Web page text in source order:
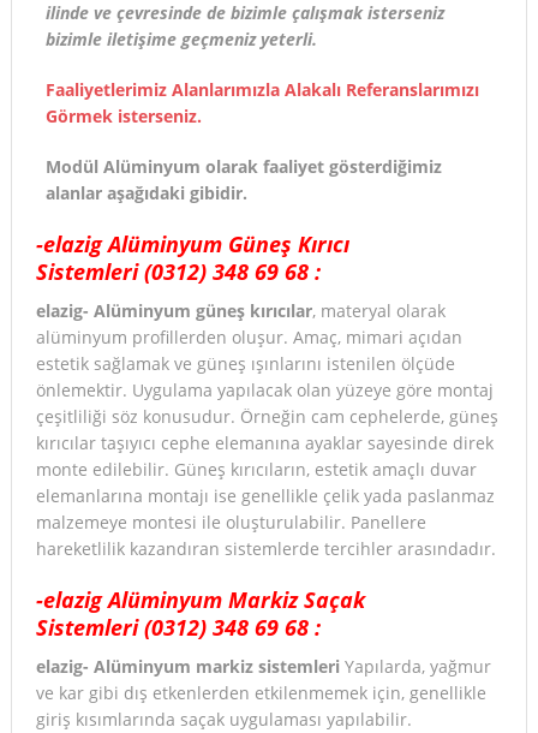
ilinde ve çevresinde de bizimle çalışmak isterseniz
bizimle iletişime geçmeniz yeterli.
Faaliyetlerimiz Alanlarımızla Alakalı Referanslarımızı
Görmek isterseniz.
Modül Alüminyum olarak faaliyet gösterdiğimiz
alanlar aşağıdaki gibidir.
-elazig Alüminyum Güneş Kırıcı
Sistemleri(0312) 348 69 68 :
elazig- Alüminyum güneş kırıcılar, materyal olarak
alüminyum profillerden oluşur. Amaç, mimari açıdan
estetik sağlamak ve güneş ışınlarını istenilen ölçüde
önlemektir. Uygulama yapılacak olan yüzeye göre montaj
çeşitliliği söz konusudur. Örneğin cam cephelerde, güneş
kırıcılar taşıyıcı cephe elemanına ayaklar sayesinde direk
monte edilebilir. Güneş kırıcıların, estetik amaçlı duvar
elemanlarına montajı ise genellikle çelik yada paslanmaz
malzemeye montesi ile oluşturulabilir. Panellere
hareketlilik kazandıran sistemlerde tercihler arasındadır.
-elazig Alüminyum Markiz Saçak
Sistemleri(0312) 348 69 68 :
elazig- Alüminyum markiz sistemleri Yapılarda, yağmur
ve kar gibi dış etkenlerden etkilenmemek için, genellikle
giriş kısımlarında saçak uygulaması yapılabilir.